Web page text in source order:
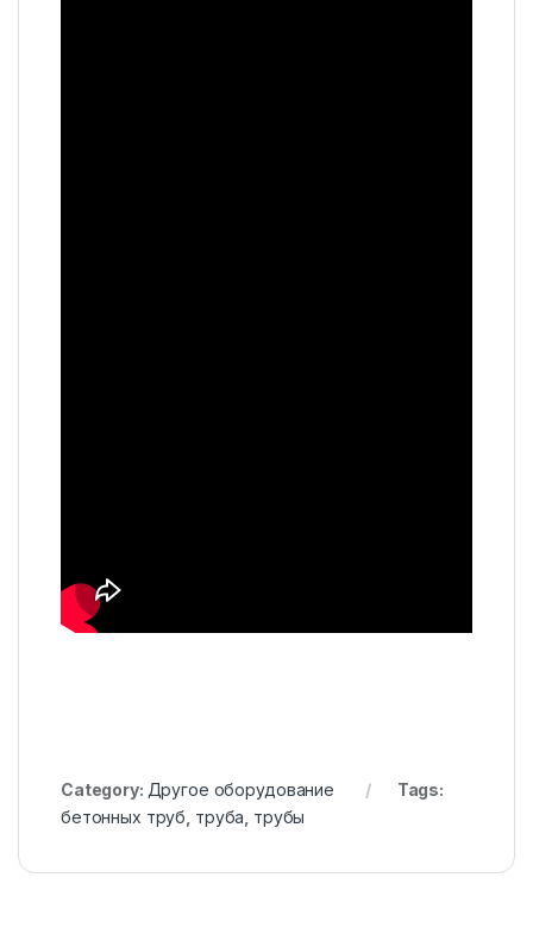
Category: Другое оборудование
Tags:
бетонных труб труба трубы